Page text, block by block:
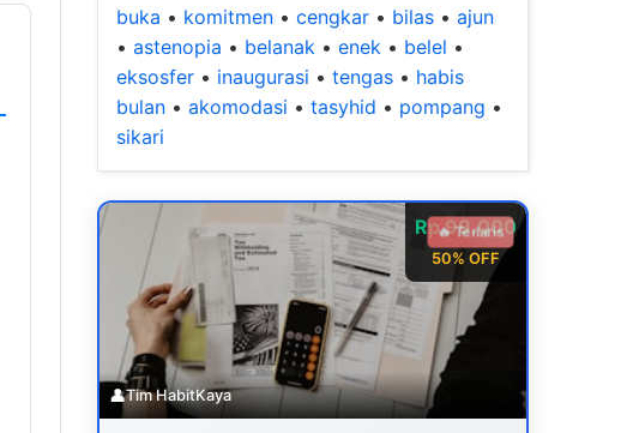
buka • komitmen • cengkar • bilas • ajun
• astenopia • belanak • enek • belel •
eksosfer • inaugurasi • tengas • habis
bulan • akomodasi • tasyhid • pompang •
sikari
Rp 99.000
50% OFF
🔥 Terlaris
👤Tim HabitKaya